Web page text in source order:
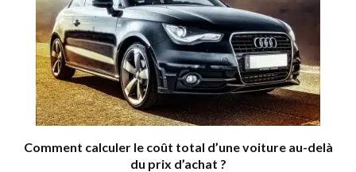
Comment calculer le coût total d’une voiture au-delà
du prix d’achat ?